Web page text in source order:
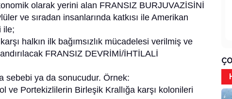
olarak yerini alan FRANSIZ BURJUVAZİSİNİ
ve sıradan insanlarında katkısı ile Amerikan
ile;
halkın ilk bağımsızlık mücadelesi verilmiş ve
FRANSIZ DEVRİMİ/İHTİLALİ
sebebi ya da sonucudur. Örnek:
ve Portekizlilerin Birleşik Krallığa karşı kolonileri